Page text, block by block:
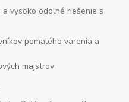
a vysoko odolné riešenie s
pomalého varenia a
majstrov